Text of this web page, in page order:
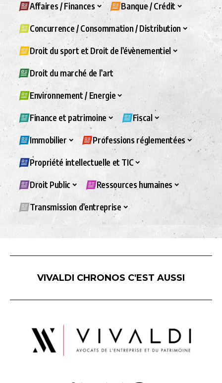
Affaires / Finances Banque / Crédit
Concurrence / Consommation / Distribution
Droit du sport et Droit de l’évènementiel
Droit du marché de l’art
Environnement / Energie
Finance et patrimoine Fiscal
Immobilier Professions réglementées
Propriété intellectuelle et TIC
Droit Public Ressources humaines
Transmission d’entreprise
VIVALDI CHRONOS C'EST AUSSI